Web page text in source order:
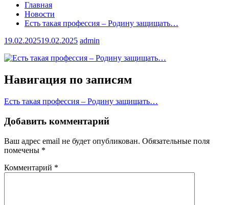
Главная
Новости
Есть такая профессия – Родину защищать…
19.02.202519.02.2025 admin
Навигация по записям
Есть такая профессия – Родину защищать…
Добавить комментарий
Ваш адрес email не будет опубликован. Обязательные поля
помечены *
Комментарий *